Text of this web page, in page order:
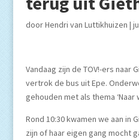
doorHendri van Luttikhuizen |
Vandaag zijn de TOV!-ers naar
vertrok de bus uit Epe.
gehouden met als thema ‘Naar
Rond 10:30 kwamen we aan in
zijn of haar eigen gang mocht